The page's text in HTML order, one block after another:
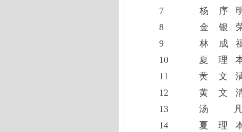
7 杨 序 明
8 金 银 荣
9 林 成 福
10 夏 理 本
11 黄 文
12 黄 文 清
13 汤 凡
14 夏 理 本